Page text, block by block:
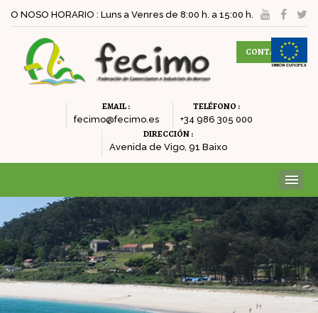
O NOSO HORARIO : Luns a Venres de 8:00 h. a 15:00 h.
CONTACTAR
EMAIL :
fecimo@fecimo.es
TELÉFONO :
+34 986 305 000
DIRECCIÓN :
Avenida de Vigo, 91 Baixo